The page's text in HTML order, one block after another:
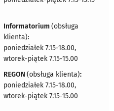
Informatorium (obsługa
klienta):
poniedziałek 7.15-18.00,
wtorek-piątek 7.15-15.00
REGON(obsługa klienta):
poniedziałek 7.15-18.00,
wtorek-piątek 7.15-15.00